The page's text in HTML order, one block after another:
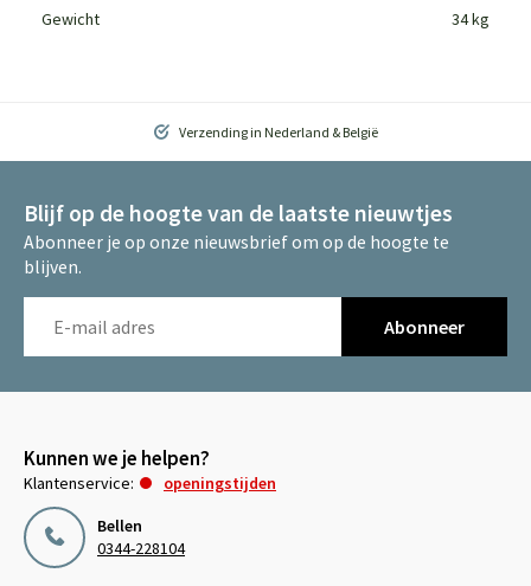
Gewicht 34 kg
Verzending in Nederland & België
Blijf op de hoogte van de laatste nieuwtjes
Abonneer je op onze nieuwsbrief om op de hoogte te
blijven.
Abonneer
Kunnen we je helpen?
Klantenservice:
openingstijden
Bellen
0344-228104